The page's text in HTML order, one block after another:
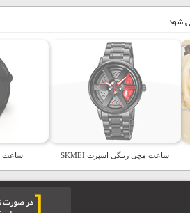
شود
ساعت مچی رینگی اسپرت SKMEI ساعت LED طرح اپل واچ